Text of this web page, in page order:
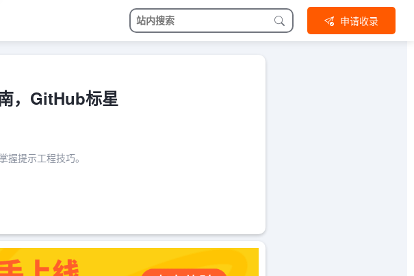
申请收录
，GitHub标星
提示工程技巧。